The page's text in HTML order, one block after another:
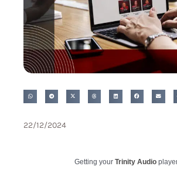
22/12/2024
Getting your Trinity Audio